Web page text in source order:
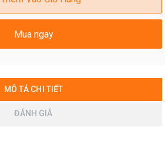
Mua ngay
MÔ TẢ CHI TIẾT
ĐÁNH GIÁ